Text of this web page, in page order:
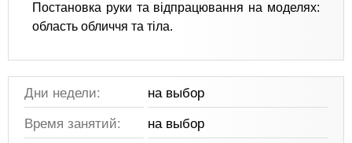
Постановка руки та відпрацювання на моделях:
область обличчя та тіла.
Дни недели:
на выбор
Время занятий:
на выбор